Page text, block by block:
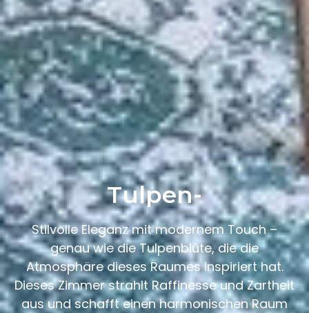
Tulpen-
Stilvolle Eleganz mit modernem Touch –
genau wie die Tulpenblüte, die die
Atmosphäre dieses Raumes inspiriert hat.
Dieses Zimmer strahlt Raffinesse und Zartheit
aus und schafft einen harmonischen Raum